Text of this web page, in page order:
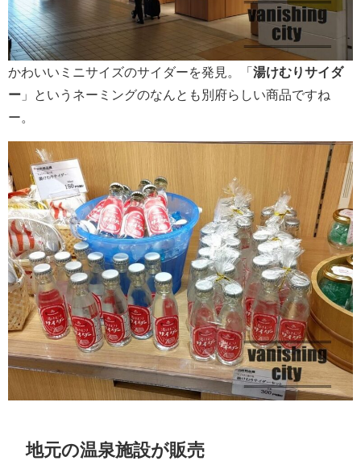
かわいいミニサイズのサイダーを発見。「 湯けむりサイダ
ー 」というネーミングのなんとも別府らしい商品ですね
ー。
地元の温泉施設が販売